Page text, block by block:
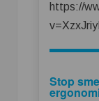
https://
Stop